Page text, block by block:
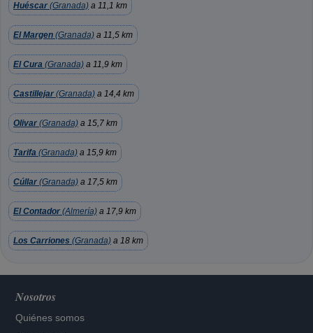
Huéscar (Granada) a 11,1 km
El Margen (Granada) a 11,5 km
El Cura (Granada) a 11,9 km
Castillejar (Granada) a 14,4 km
Olivar (Granada) a 15,7 km
Tarifa (Granada) a 15,9 km
Cúllar (Granada) a 17,5 km
El Contador (Almería) a 17,9 km
Los Carriones (Granada) a 18 km
Nosotros
Quiénes somos